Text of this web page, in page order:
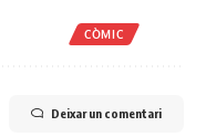
CÒMIC
Deixar un comentari